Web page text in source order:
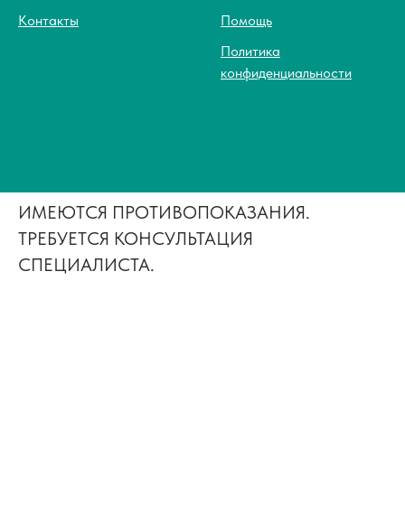
Контакты
Помощь
Политика
конфиденциальности
ИМЕЮТСЯ ПРОТИВОПОКАЗАНИЯ.
ТРЕБУЕТСЯ КОНСУЛЬТАЦИЯ
СПЕЦИАЛИСТА.